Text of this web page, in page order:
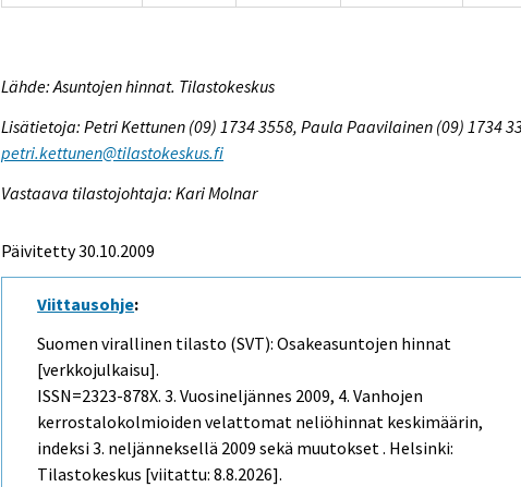
Lähde: Asuntojen hinnat. Tilastokeskus
Lisätietoja: Petri Kettunen (09) 1734 3558, Paula Paavilainen (09) 1734
petri.kettunen@tilastokeskus.fi
Vastaava tilastojohtaja: Kari Molnar
Päivitetty 30.10.2009
Viittausohje:
Suomen virallinen tilasto (SVT): Osakeasuntojen hinnat
[verkkojulkaisu].
ISSN=2323-878X.3. Vuosineljännes 2009, 4. Vanhojen
kerrostalokolmioiden velattomat neliöhinnat keskimäärin,
indeksi 3. neljänneksellä 2009 sekä muutokset . Helsinki:
Tilastokeskus [viitattu: 8.8.2026].